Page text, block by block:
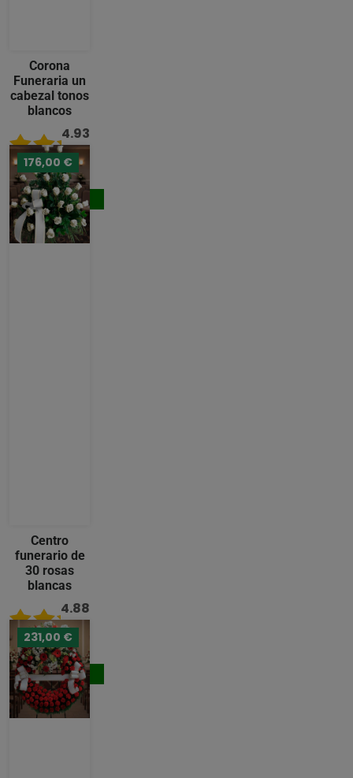
Corona
Funeraria un
cabezal tonos
blancos
4.93
/ 5
221,00 €
Comprar
176,00 €
Centro
funerario de
30 rosas
blancas
4.88
/ 5
176,00 €
Comprar
231,00 €